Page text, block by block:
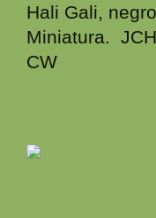
Hali Gali,
Miniatura.
CW